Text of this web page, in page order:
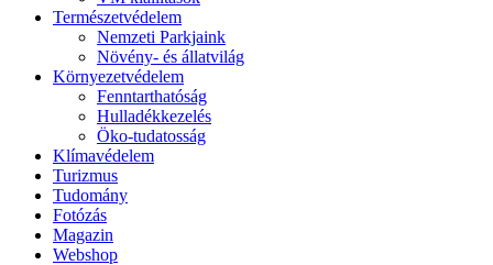
Természetvédelem
Nemzeti Parkjaink
Növény- és állatvilág
Környezetvédelem
Fenntarthatóság
Hulladékkezelés
Öko-tudatosság
Klímavédelem
Turizmus
Tudomány
Fotózás
Magazin
Webshop